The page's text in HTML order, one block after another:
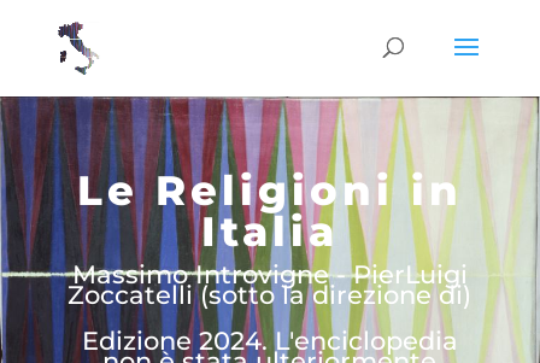
Le Religioni in
Italia
Massimo Introvigne - PierLuigi
Zoccatelli (sotto la direzione di)
Edizione 2024. L'enciclopedia